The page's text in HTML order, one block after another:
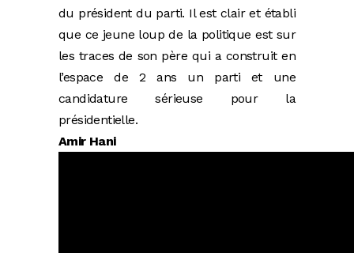
du président du parti. Il est clair et établi
que ce jeune loup de la politique est sur
les traces de son père qui a construit en
l’espace de 2 ans un parti et une
candidature sérieuse pour la
présidentielle.
Amir Hani